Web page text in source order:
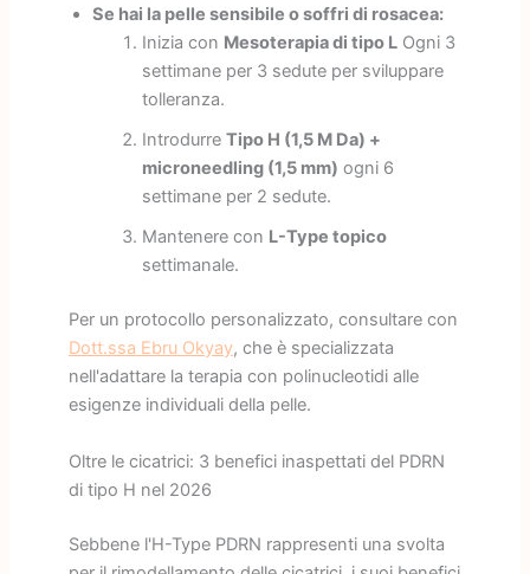
Se hai la pelle sensibile o soffri di rosacea:
Inizia con Mesoterapia di tipo LOgni 3
settimane per 3 sedute per sviluppare
tolleranza.
Introdurre Tipo H (1,5 M Da) +
microneedling (1,5 mm) ogni 6
settimane per 2 sedute.
Mantenere con L-Type topico
settimanale.
Per un protocollo personalizzato, consultare con
Dott.ssa Ebru Okyay, che è specializzata
nell'adattare la terapia con polinucleotidi alle
esigenze individuali della pelle.
Oltre le cicatrici: 3 benefici inaspettati del PDRN
di tipo H nel 2026
Sebbene l'H-Type PDRN rappresenti una svolta